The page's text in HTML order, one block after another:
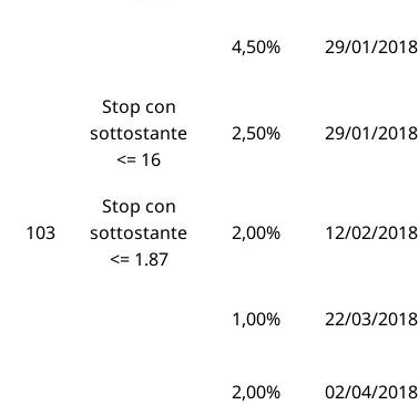
4,50% 29/01/2018
Stop con
sottostante
<= 16
2,50% 29/01/2018
103
Stop con
sottostante
<= 1.87
2,00% 12/02/2018
1,00% 22/03/2018
2,00% 02/04/2018